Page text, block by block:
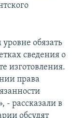
обязать
сведения о
изготовления.
права
- рассказали в
обсудят